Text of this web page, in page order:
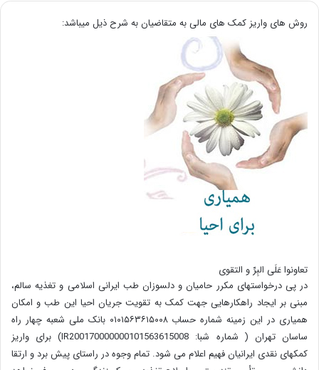
روش های واریز کمک های مالی به متقاضیان به شرح ذیل میباشد:
تعاونوا عَلَی البِرِّ و التقوی
در پی درخواستهای مکرر حامیان و دلسوزان طب ایرانی اسلامی و تغذیه سالم،
مبنی بر ایجاد راهکارهایی جهت کمک به تقویت جریان احیا این طب و امکان
همیاری در این زمینه شماره حساب ۰۱۰۱۵۶۳۶۱۵۰۰۸ بانک ملی شعبه چهار راه
ساسان تهران ( شماره شبا: IR200170000000101563615008) برای واریز
کمکهای نقدی ایرانیان فهیم اعلام می شود. تمام وجوه در راستای پیش برد و ارتقا